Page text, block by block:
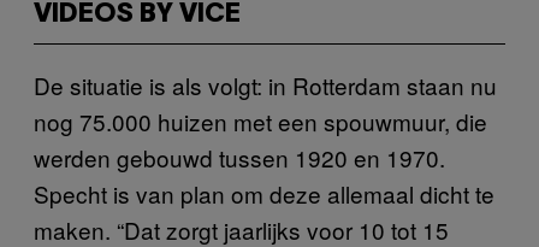
VIDEOS BY VICE
De situatie is als volgt: in Rotterdam staan nu
nog 75.000 huizen met een spouwmuur, die
werden gebouwd tussen 1920 en 1970.
Specht is van plan om deze allemaal dicht te
maken. “Dat zorgt jaarlijks voor 10 tot 15